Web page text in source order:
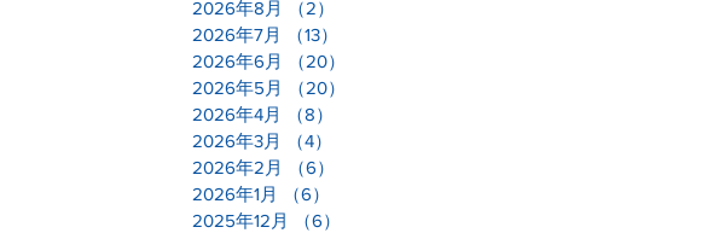
2026年8月 （2）
2026年7月
（13）
2026年6月
（20）
2026年5月
（20）
2026年4月
（8）
2026年3月
（4）
2026年2月
（6）
2026年1月
（6）
2025年12月
（6）